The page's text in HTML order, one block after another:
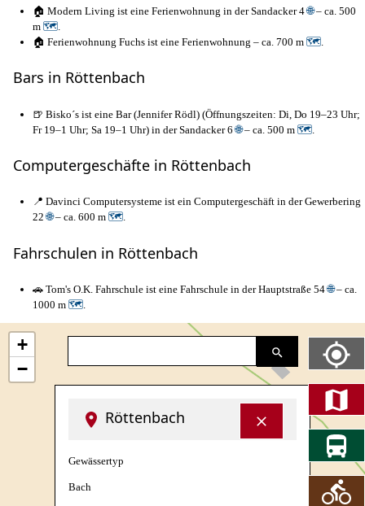
🏠 Modern Living ist eine Ferienwohnung in der Sandacker 4🌐– ca. 500
m 🗺
🏠 Ferienwohnung Fuchs ist eine Ferienwohnung – ca. 700 m 🗺
Bars in Röttenbach
🍺 Bisko´s ist eine Bar (Jennifer Rödl) (Öffnungszeiten: Di, Do 19–23 Uhr;
Fr 19–1 Uhr; Sa 19–1 Uhr) in der Sandacker 6🌐– ca. 500 m 🗺
Computergeschäfte in Röttenbach
📍 Davinci Computersysteme ist ein Computergeschäft in der Gewerbering
22🌐– ca. 600 m 🗺.
Fahrschulen in Röttenbach
🚗 Tom's O.K. Fahrschule ist eine Fahrschule in der Hauptstraße 54🌐– ca.
1000 m 🗺
Röttenbach
Gewässertyp
Bach
+
−